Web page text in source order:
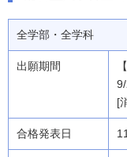
全学部・全学科
[